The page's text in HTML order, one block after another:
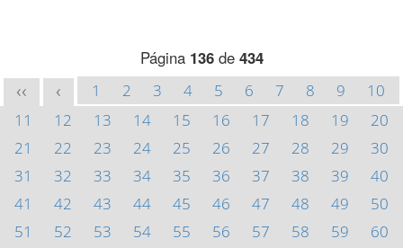
Página 136de 434
<< < 1 2 3 4 5 6 7 8 9
10
11
12 13 14 15 16 17 18 19
20
21
22 23 24 25 26 27 28 29
30
31
32 33 34 35 36 37 38 39
40
41
42 43 44 45 46 47 48 49
50
51
52 53 54 55 56 57 58 59
60